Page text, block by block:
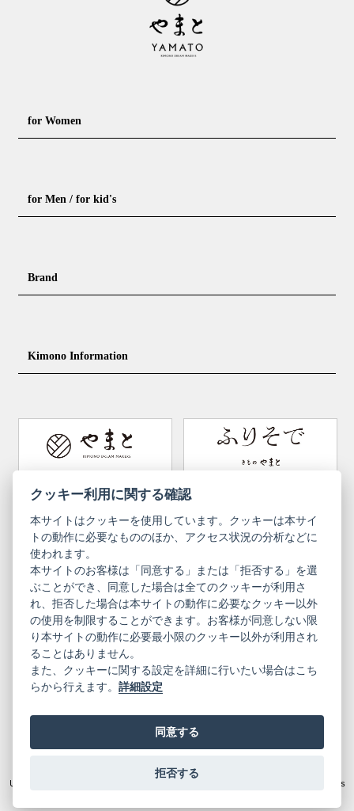
for Women
Casual kimono Outerwear
Footwear ＆ bag
Convenient item Machining options
Obi (made in Okinawa)
for Men / for kid's
Men's Yukata Obi for men
Brand
Y. & SONS THE YARD
Kimono Information
Yamato Brand Website
Newsletter User Guide
Privacy Policy Inquiries
Information Pursuant to the Act on
Specified Commercial Transactions Terms of Use
English Japanese
© 2019 YAMATO CO, LTD.
Unauthorized copying and replication of the contents of this site, text and images
クッキー利用に関する確認
本サイトはクッキーを使用しています。クッキーは本サイ
トの動作に必要なもののほか、アクセス状況の分析などに
使われます。
本サイトのお客様は「同意する」または「拒否する」を選
ぶことができ、同意した場合は全てのクッキーが利用さ
れ、拒否した場合は本サイトの動作に必要なクッキー以外
の使用を制限することができます。お客様が同意しない限
り本サイトの動作に必要最小限のクッキー以外が利用され
ることはありません。
また、クッキーに関する設定を詳細に行いたい場合はこち
らから行えます。詳細設定
同意する
拒否する